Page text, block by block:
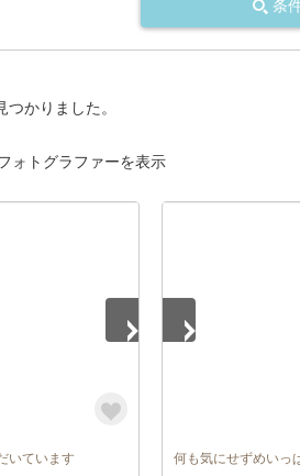
条
かりました。
ォトグラファーを表示
いています 何も気にせずめいっ